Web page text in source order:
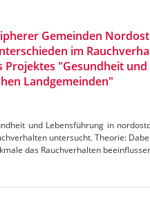
Gemeinden
im
Projektes "Gesundheit
Landgemeinden"
und Lebensführung in
untersucht. Theorie:
das Rauchverhalten